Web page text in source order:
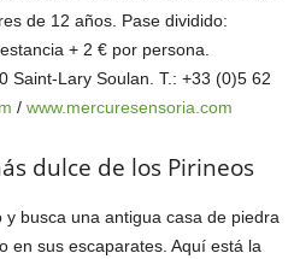
de 12 años. Pase dividido:
+ 2 € por persona.
Saint-Lary Soulan. T.: +33 (0)5 62
/ www.mercuresensoria.com
dulce de los Pirineos
busca una antigua casa de piedra
en sus escaparates. Aquí está la